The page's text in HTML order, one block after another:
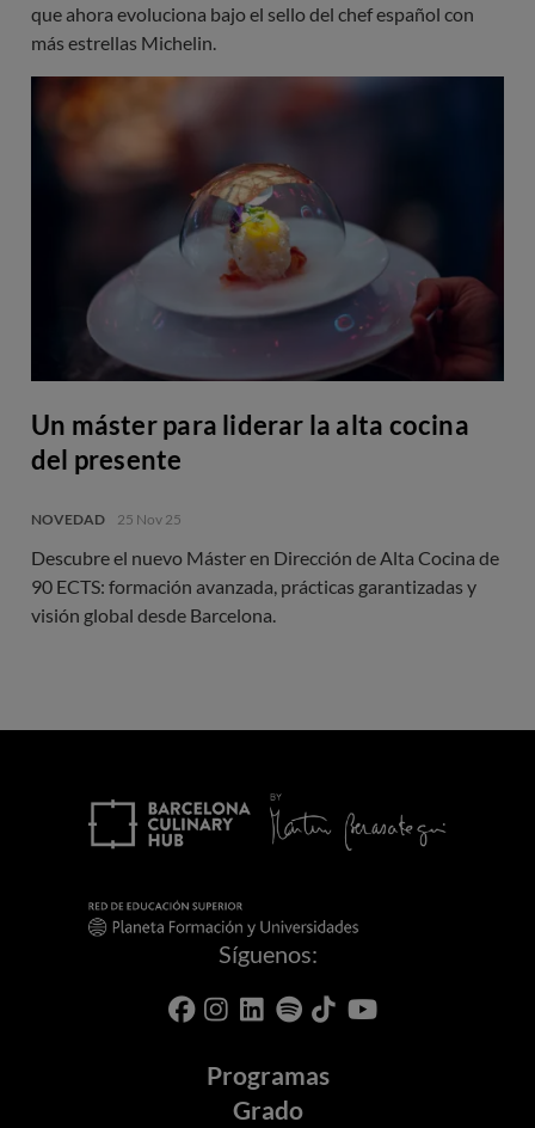
que ahora evoluciona bajo el sello del chef español con
más estrellas Michelin.
Un máster para liderar la alta cocina
del presente
NOVEDAD 25 Nov 25
Descubre el nuevo Máster en Dirección de Alta Cocina de
90 ECTS: formación avanzada, prácticas garantizadas y
visión global desde Barcelona.
Síguenos:
Programas
Grado